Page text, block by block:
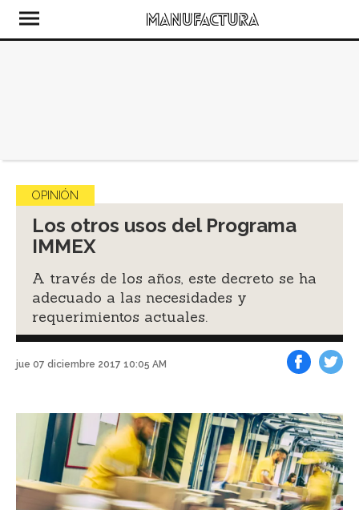
OPINIÓN
Los otros usos del Programa
IMMEX
A través de los años, este decreto se ha
adecuado a las necesidades y
requerimientos actuales.
jue 07 diciembre 2017 10:05 AM